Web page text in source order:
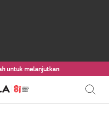
untuk melanjutkan